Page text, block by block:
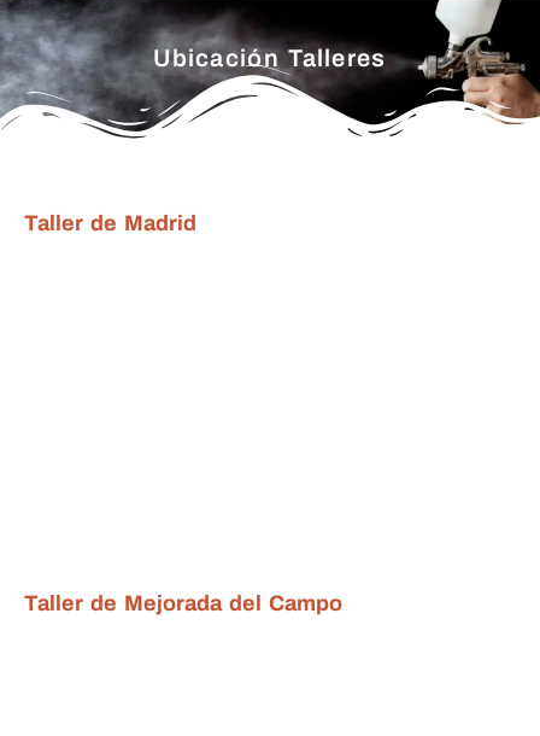
Ubicación Talleres
Taller de Madrid
Taller de Mejorada del Campo